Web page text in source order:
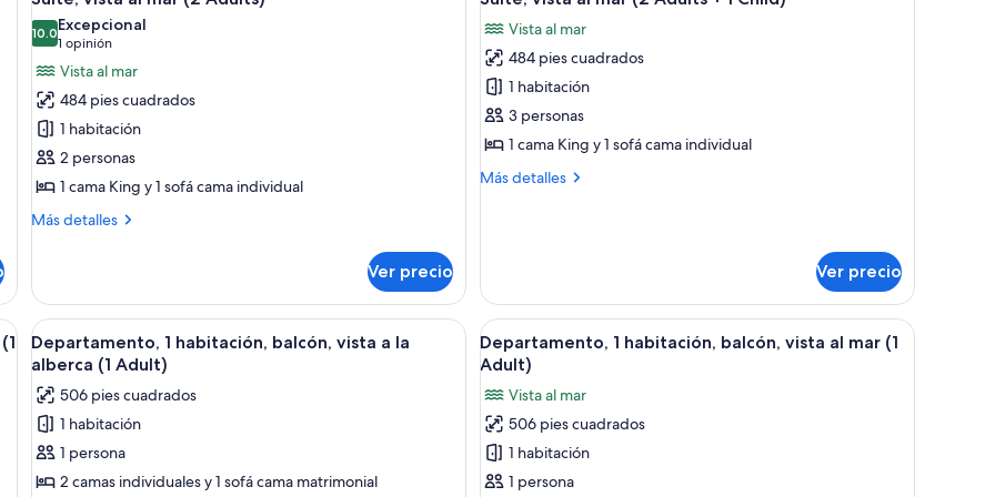
adults)
vista
al
jardín
(3
adults)
adults
+
1
child)
al
jardín
(3
adults
+
child)
todas
las
fotos
de
Suite,
vista
al
mar
(2
10.010.0 de 10
Excepcional
1 opinión
(1
opinión)
Vista al mar
484 pies cuadrados
1 habitación
2 personas
1 cama King y 1 sofá cama individual
Más detalles
Más
vista
al
mar
(2
Ver precio
todas
las
fotos
de
Suite,
vista
mar
1
Child)
Vista al mar
484 pies cuadrados
1 habitación
3 personas
1 cama King y 1 sofá cama individual
Más detalles
Más
mar
(2
Adults
+
1
Child)
Ver precio
una ventana con vistas, un teléfono en un estante y una cortina.
Abrir
todas
las
fotos
de
Departamento,
1
Habitación de hotel con dos camas, una ventana con cortinas, un teléfono en la mesita de noche y una lámpara
5
Departamento, 1 habitación, balcón, vista a la
alberca (1 Adult)
506 pies cuadrados
1 habitación
1 persona
2 camas individuales y 1 sofá cama matrimonial
Abrir
todas
fotos
de
Departamento,
1
Un balcón con vista al mar, una señal de
8
Departamento, 1 habitación, balcón, vista al mar (1
Adult)
Vista al mar
506 pies cuadrados
1 habitación
1 persona